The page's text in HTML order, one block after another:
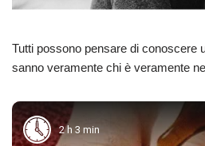
Tutti possono pensare di conoscere
sanno veramente chi è veramente
2 h 3 min